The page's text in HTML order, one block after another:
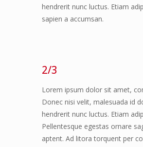
hendrerit nunc luctus. Etiam
sapien a accumsan.
2/3
Lorem ipsum dolor sit amet,
Donec nisi velit, malesuada id
hendrerit nunc luctus. Etiam
Pellentesque egestas ornare
aptent. Ad litora torquent per